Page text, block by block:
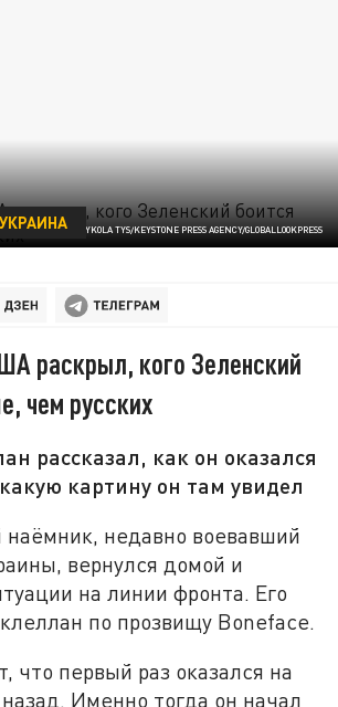
/ФОТО: MYKOLA TYS/KEYSTONE PRESS AGENCY/GLOBALLOOKPRESS
УКРАИНА
раскрыл, кого Зеленский
чем русских
рассказал, как он оказался
картину он там увидел
недавно воевавший
вернулся домой и
на линии фронта. Его
по прозвищу Boneface.
что первый раз оказался на
Именно тогда он начал